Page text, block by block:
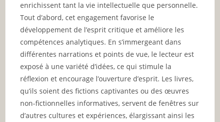
enrichissent tant la vie intellectuelle que personnelle.
Tout d’abord, cet engagement favorise le
développement de l’esprit critique et améliore les
compétences analytiques. En s’immergeant dans
différentes narrations et points de vue, le lecteur est
exposé à une variété d’idées, ce qui stimule la
réflexion et encourage l’ouverture d’esprit. Les livres,
qu’ils soient des fictions captivantes ou des œuvres
non-fictionnelles informatives, servent de fenêtres sur
d’autres cultures et expériences, élargissant ainsi les